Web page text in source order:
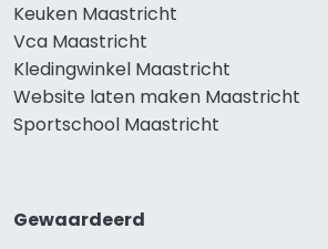
Keuken Maastricht
Vca Maastricht
Kledingwinkel Maastricht
Website laten maken Maastricht
Sportschool Maastricht
Gewaardeerd